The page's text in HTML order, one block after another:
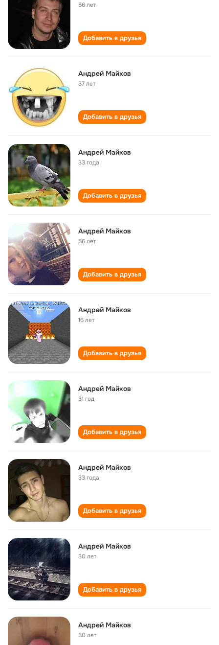
56 лет
Добавить в друзья
Андрей Майков
37 лет
Добавить в друзья
Андрей Майков
33 года
Добавить в друзья
Андрей Майков
56 лет
Добавить в друзья
Андрей Майков
16 лет
Добавить в друзья
Андрей Майков
31 год
Добавить в друзья
Андрей Майков
33 года
Добавить в друзья
Андрей Майков
30 лет
Добавить в друзья
Андрей Майков
50 лет